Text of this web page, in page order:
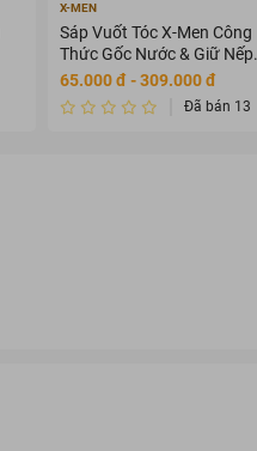
X-MEN
Sáp Vuốt Tóc X-Men Công
Thức Gốc Nước & Giữ Nếp
8H 70g
65.000 đ - 309.000 đ
Đã bán 13